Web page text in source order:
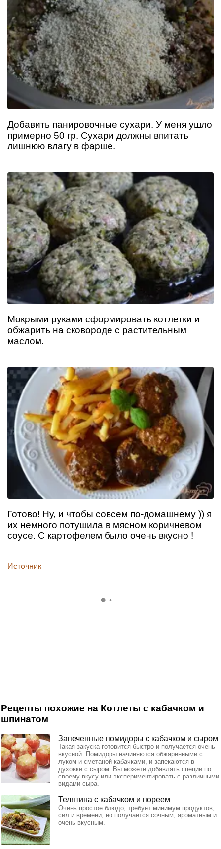
Добавить панировочные сухари. У меня ушло
примерно 50 гр. Сухари должны впитать
лишнюю влагу в фарше.
Мокрыми руками сформировать котлетки и
обжарить на сковороде с растительным
маслом.
Готово! Ну, и чтобы совсем по-домашнему )) я
их немного потушила в мясном коричневом
соусе. С картофелем было очень вкусно !
Источник
Рецепты похожие на Котлеты с кабачком и
шпинатом
Запеченные помидоры с кабачком и сыром
Такая закуска готовится быстро и получается очень
вкусной. Помидоры начиняются обжаренными с
луком и сметаной кабачками, и запекаются в
духовке с сыром. Вы можете добавлять специи по
своему вкусу или экспериментировать с различными
видами сыра.
Телятина с кабачком и пореем
Очень простое блюдо, требует минимум продуктов,
сил и времени, но получается сочным, ароматным и
очень вкусным.